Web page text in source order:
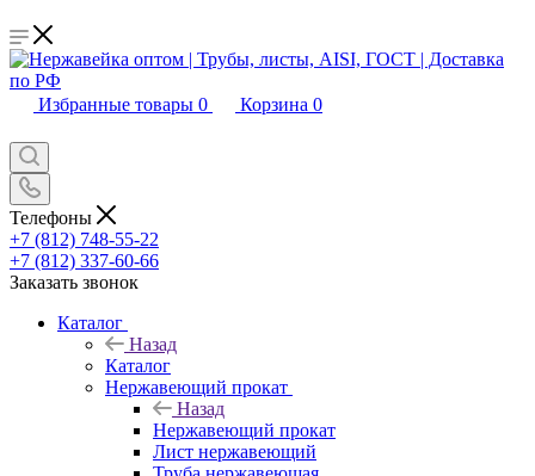
Избранные товары 0 Корзина 0
Телефоны
+7 (812) 748-55-22
+7 (812) 337-60-66
Заказать звонок
Каталог
Назад
Каталог
Нержавеющий прокат
Назад
Нержавеющий прокат
Лист нержавеющий